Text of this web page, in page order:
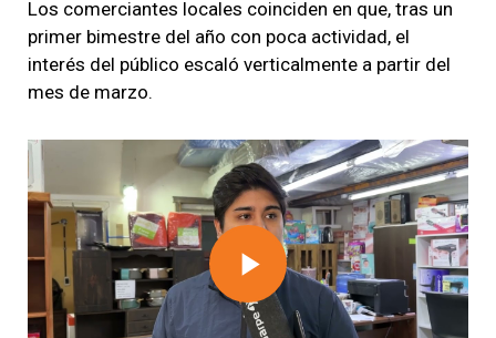
Los comerciantes locales coinciden en que, tras un
primer bimestre del año con poca actividad, el
interés del público escaló verticalmente a partir del
mes de marzo.
Play